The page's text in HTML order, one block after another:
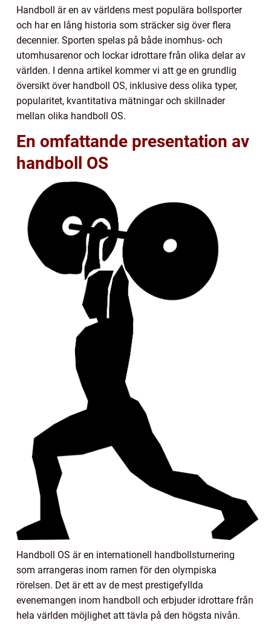
Handboll är en av världens mest populära bollsporter
och har en lång historia som sträcker sig över flera
decennier. Sporten spelas på både inomhus- och
utomhusarenor och lockar idrottare från olika delar av
världen. I denna artikel kommer vi att ge en grundlig
översikt över handboll OS, inklusive dess olika typer,
popularitet, kvantitativa mätningar och skillnader
mellan olika handboll OS.
En omfattande presentation av
handboll OS
Handboll OS är en internationell handbollsturnering
som arrangeras inom ramen för den olympiska
rörelsen. Det är ett av de mest prestigefyllda
evenemangen inom handboll och erbjuder idrottare från
hela världen möjlighet att tävla på den högsta nivån.